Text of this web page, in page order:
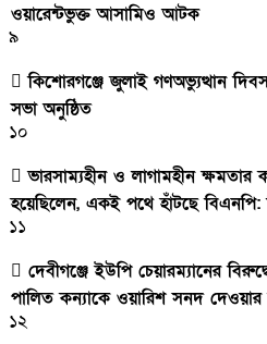
ওয়ারেন্টভুক্ত আসামিও আটক
৯
কিশোরগঞ্জে জুলাই গণঅভ্যুত্থান
সভা অনুষ্ঠিত
১০
ভারসাম্যহীন ও লাগামহীন ক্ষমতার
হয়েছিলেন, একই পথে হাঁটছে
১১
দেবীগঞ্জে ইউপি চেয়ারম্যানের
পালিত কন্যাকে ওয়ারিশ সনদ
১২